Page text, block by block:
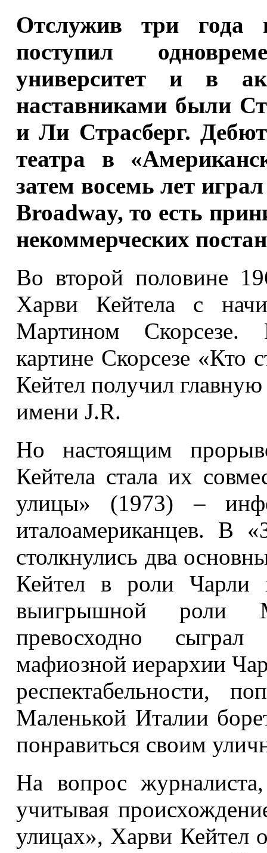
Отслужив три года
поступил
университет и в
наставниками были
и Ли Страсберг.
театра в
затем восемь лет
Broadway, то есть
некоммерческих
Во второй половине
Харви Кейтела с
Мартином Скорсезе.
картине Скорсезе «Кто
Кейтел получил
имени J.R.
Но настоящим
Кейтела стала их
улицы» (1973) –
италоамериканцев. В
столкнулись два
Кейтел в роли
выигрышной роли
превосходно
мафиозной иерархии
респектабельности,
Маленькой Италии
понравиться своим
На вопрос
учитывая
улицах», Харви Кейтел